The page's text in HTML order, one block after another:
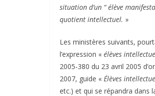
situation d’un “ élève
quotient intellectuel. »
Les ministères suivants,
l’expression « élèves
2005-380 du 23 avril 2005
2007, guide « Élèves
etc.) et qui se répandra dans